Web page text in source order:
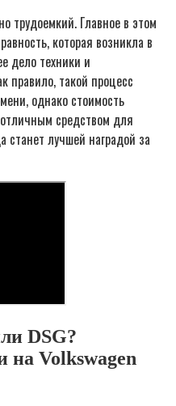
трудоемкий. Главное в этом
которая возникла в
дело техники и
правило, такой процесс
однако стоимость
средством для
станет лучшей наградой за
DSG?
на Volkswagen